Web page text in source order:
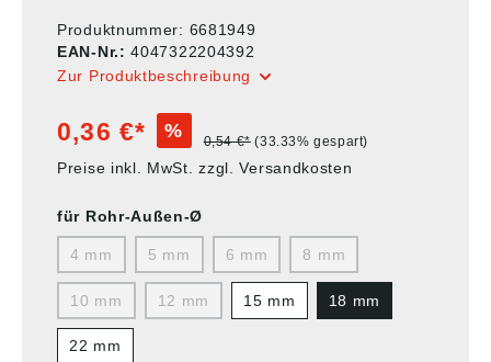
Produktnummer: 6681949
EAN-Nr.:4047322204392
Zur Produktbeschreibung
0,36 €* % 0,54 €* (33.33% gespart)
Preise inkl. MwSt. zzgl. Versandkosten
für Rohr-Außen-Ø
4 mm 5 mm 6 mm 8 mm
10 mm 12 mm 15 mm 18 mm
22 mm